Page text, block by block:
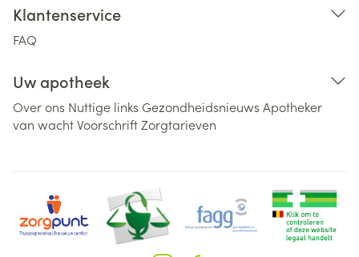
Klantenservice
FAQ
Uw apotheek
Over ons Nuttige links Gezondheidsnieuws Apotheker
van wachtVoorschriftZorgtarieven